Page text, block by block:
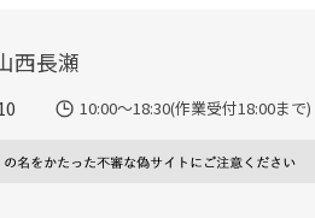
西長瀬
10:00〜18:30(作業受付18:00まで)